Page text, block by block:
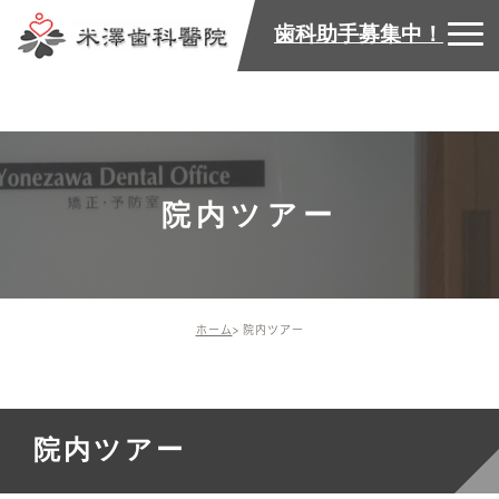
歯科助手募集中！
院内ツアー
ホーム 院内ツアー
院内ツアー